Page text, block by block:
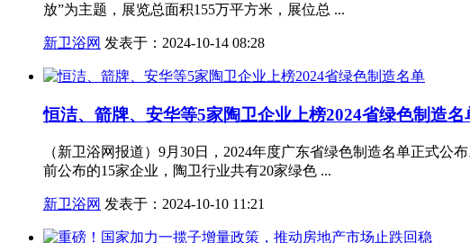
放”为主题，展览总面积155万平方米，展位总 ...
新卫浴网 发表于：2024-10-14 08:28
恒洁、箭牌、安华等5家陶卫企业上榜2024省绿色制造名
（新卫浴网报道）9月30日，2024年度广东省绿色制造名单正式
前公布的15家企业，陶卫行业共有20家绿色 ...
新卫浴网 发表于：2024-10-10 11:21